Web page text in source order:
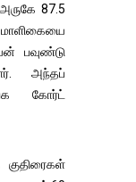
87.5
மாளிகையை
பவுண்டு
அந்தப்
கோர்ட்